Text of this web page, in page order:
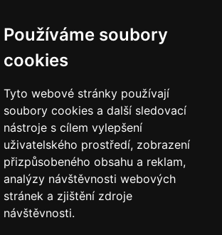
Používáme soubory
cookies
Tyto webové stránky používají
soubory cookies a další sledovací
nástroje s cílem vylepšení
uživatelského prostředí, zobrazení
přizpůsobeného obsahu a reklam,
analýzy návštěvnosti webových
stránek a zjištění zdroje
návštěvnosti.
připomínky a dotazy nezůstanou bez odezvy.
HOME